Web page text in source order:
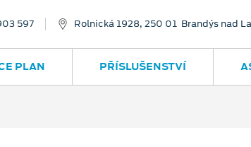
597 Rolnická 1928, 250 01 Brandýs nad
PLAN PŘÍSLUŠENSTVÍ